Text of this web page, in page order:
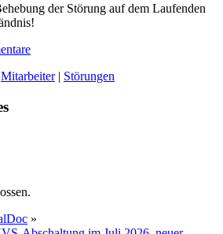
der Störung auf dem Laufenden
Mitarbeiter| Störungen
»